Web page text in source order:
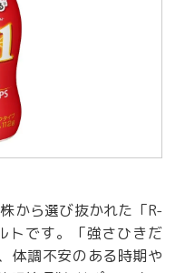
から選び抜かれた「R-
トです。「強さひきだ
体調不安のある時期や